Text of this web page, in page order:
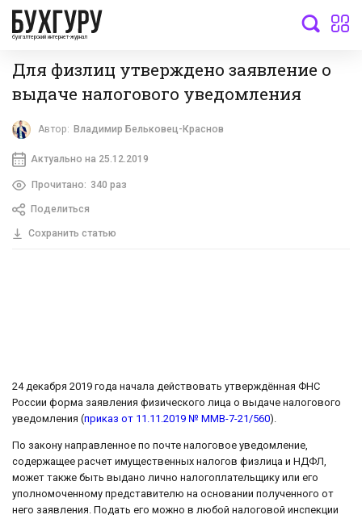
бухгалтерский интернет-журнал
Для физлиц утверждено заявление о
выдаче налогового уведомления
Автор: Владимир Бельковец-Краснов
Актуально на 25.12.2019
Прочитано: 340 раз
Поделиться
Сохранить статью
24 декабря 2019 года начала действовать утверждённая ФНС
России форма заявления физического лица о выдаче налогового
уведомления (приказ от 11.11.2019 № ММВ-7-21/560).
По закону направленное по почте налоговое уведомление,
содержащее расчет имущественных налогов физлица и НДФЛ,
может также быть выдано лично налогоплательщику или его
уполномоченному представителю на основании полученного от
него заявления. Подать его можно в любой налоговой инспекции